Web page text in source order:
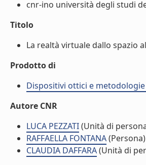
cnr-ino università degli studi
Titolo
La realtà virtuale dallo spazio
Prodotto di
Dispositivi ottici e
Autore CNR
LUCA PEZZATI(Unità di
RAFFAELLA FONTANA(Persona)
CLAUDIA DAFFARA(Unità di